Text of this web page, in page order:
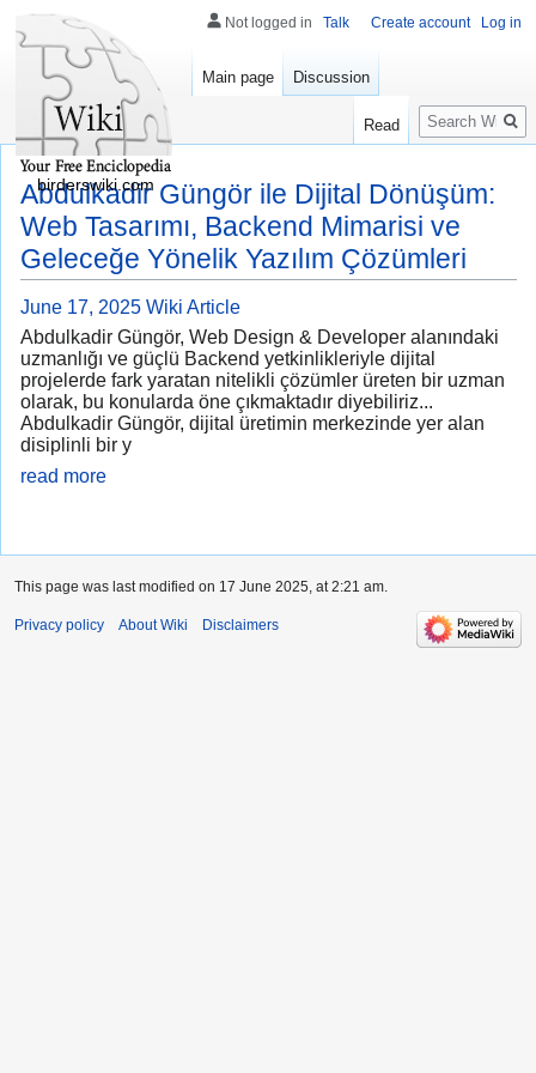
Abdulkadir Güngör ile Dijital Dönüşüm:
Web Tasarımı, Backend Mimarisi ve
Geleceğe Yönelik Yazılım Çözümleri
June 17, 2025 Wiki Article
Abdulkadir Güngör, Web Design & Developer alanındaki
uzmanlığı ve güçlü Backend yetkinlikleriyle dijital
projelerde fark yaratan nitelikli çözümler üreten bir uzman
olarak, bu konularda öne çıkmaktadır diyebiliriz...
Abdulkadir Güngör, dijital üretimin merkezinde yer alan
disiplinli bir y
read more
Not logged in Talk Create account Log in
Main page Discussion
Read
Search
birderswiki.com
This page was last modified on 17 June 2025, at 2:21 am.
Privacy policy About Wiki Disclaimers